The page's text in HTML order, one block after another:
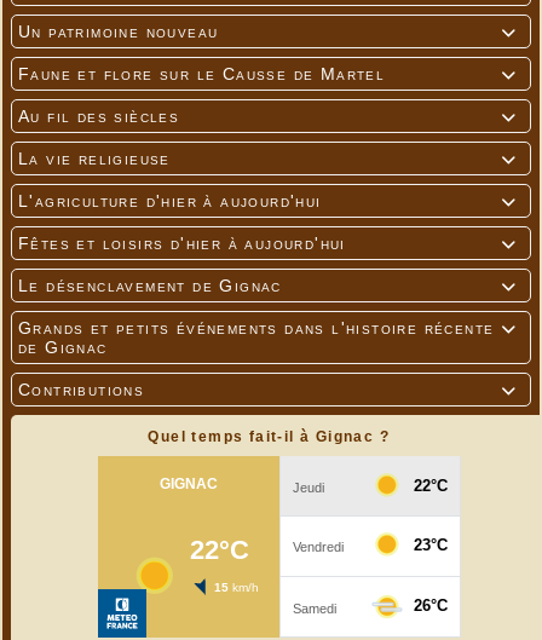

Un patrimoine nouveau

Faune et flore sur le Causse de Martel

Au fil des siècles

La vie religieuse

L'agriculture d'hier à aujourd'hui

Fêtes et loisirs d'hier à aujourd'hui

Le désenclavement de Gignac

Grands et petits événements dans l'histoire récente
de Gignac

Contributions
Quel temps fait-il à Gignac ?
---